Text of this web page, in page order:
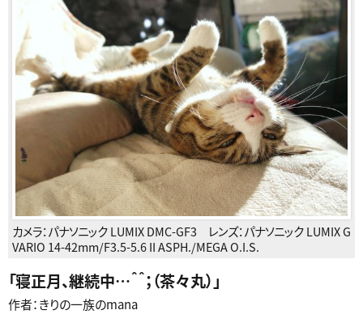
カメラ：パナソニック LUMIX DMC-GF3 レンズ：パナソニック LUMIX G
VARIO 14-42mm/F3.5-5.6 II ASPH./MEGA O.I.S.
「寝正月、継続中…＾＾；（茶々丸） 」
作者：きりの一族のmana